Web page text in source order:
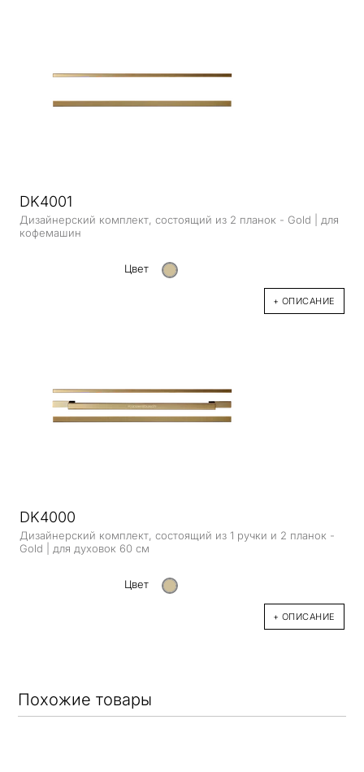
DK4001
Дизайнерский комплект, состоящий из 2 планок - Gold | для
кофемашин
Цвет
+ ОПИСАНИЕ
DK4000
Дизайнерский комплект, состоящий из 1 ручки и 2 планок -
Gold | для духовок 60 см
Цвет
+ ОПИСАНИЕ
Похожие товары